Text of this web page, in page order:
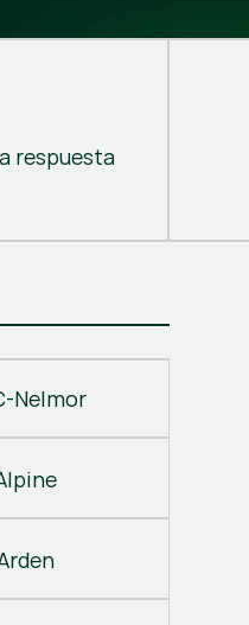
respuesta
Nelmor